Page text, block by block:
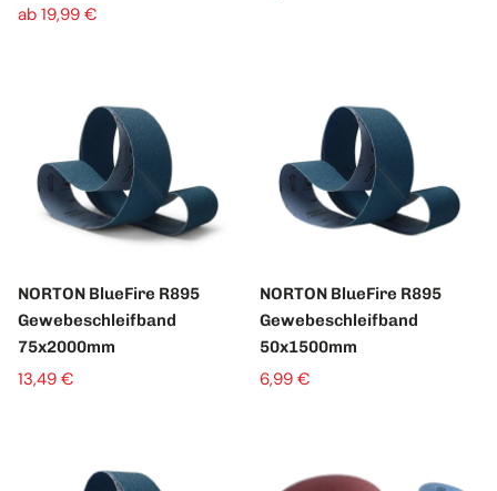
ab 19,99 €
NORTON BlueFire R895
Gewebeschleifband
75x2000mm
13,49 €
NORTON BlueFire R895
Gewebeschleifband
50x1500mm
6,99 €